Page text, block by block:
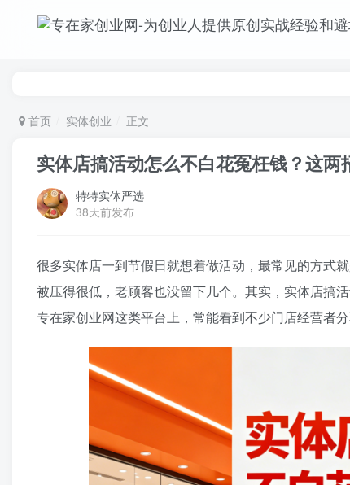
首页 实体创业 正文
实体店搞活动怎么不白花冤枉钱？这
特特实体严选
38天前发布
很多实体店一到节假日就想着做活动，最常见的方式
被压得很低，老顾客也没留下几个。其实，实体店搞
专在家创业网这类平台上，常能看到不少门店经营者